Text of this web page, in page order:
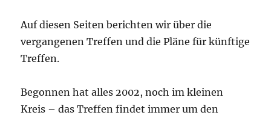
Auf diesen Seiten berichten wir über die
vergangenen Treffen und die Pläne für künftige
Treffen.
Begonnen hat alles 2002, noch im kleinen
Kreis – das Treffen findet immer um den